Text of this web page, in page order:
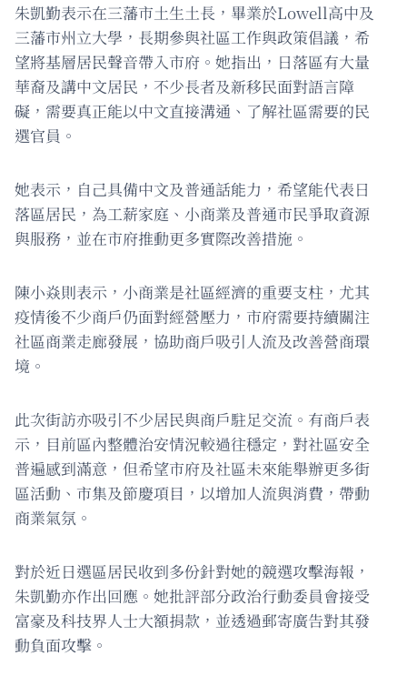
朱凱勤表示在三藩市土生土長，畢業於Lowell高中及
三藩市州立大學，長期參與社區工作與政策倡議，希
望將基層居民聲音帶入市府。她指出，日落區有大量
華裔及講中文居民，不少長者及新移民面對語言障
礙，需要真正能以中文直接溝通、了解社區需要的民
選官員。
她表示，自己具備中文及普通話能力，希望能代表日
落區居民，為工薪家庭、小商業及普通市民爭取資源
與服務，並在市府推動更多實際改善措施。
陳小焱則表示，小商業是社區經濟的重要支柱，尤其
疫情後不少商戶仍面對經營壓力，市府需要持續關注
社區商業走廊發展，協助商戶吸引人流及改善營商環
境。
此次街訪亦吸引不少居民與商戶駐足交流。有商戶表
示，目前區內整體治安情況較過往穩定，對社區安全
普遍感到滿意，但希望市府及社區未來能舉辦更多街
區活動、市集及節慶項目，以增加人流與消費，帶動
商業氣氛。
對於近日選區居民收到多份針對她的競選攻擊海報，
朱凱勤亦作出回應。她批評部分政治行動委員會接受
富豪及科技界人士大額捐款，並透過郵寄廣告對其發
動負面攻擊。